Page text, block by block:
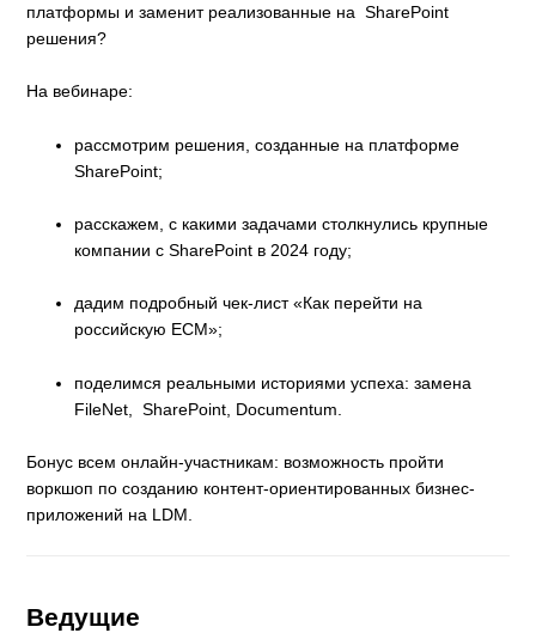
платформы и заменит реализованные на SharePoint
решения?
На вебинаре:
рассмотрим решения, созданные на платформе
SharePoint;
расскажем, с какими задачами столкнулись крупные
компании с SharePoint в 2024 году;
дадим подробный чек-лист «Как перейти на
российскую ECM»;
поделимся реальными историями успеха: замена
FileNet, SharePoint, Documentum.
Бонус всем онлайн-участникам: возможность пройти
воркшоп по созданию контент-ориентированных бизнес-
приложений на LDM.
Ведущие